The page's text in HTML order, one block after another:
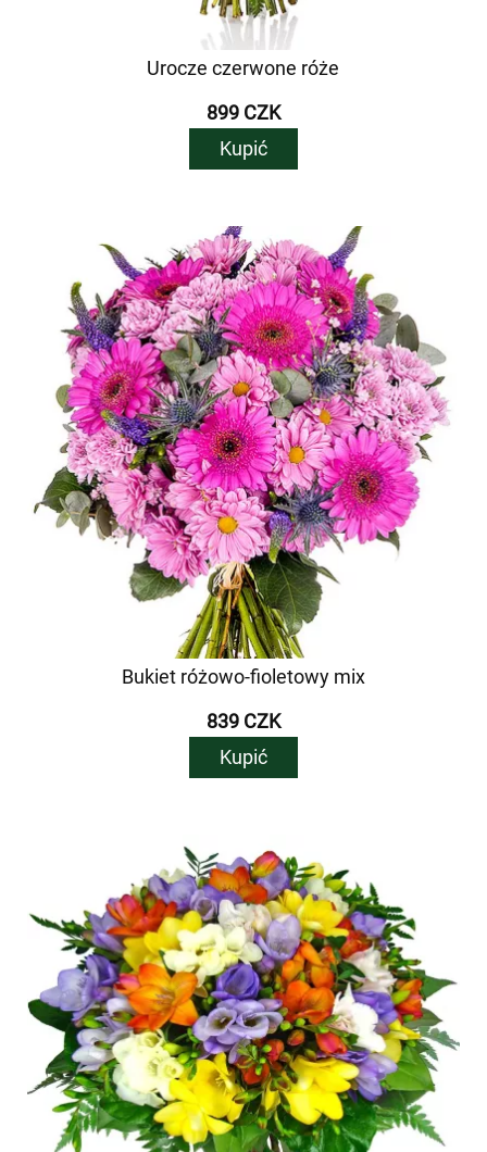
Urocze czerwone róże
899 CZK
Kupić
Bukiet różowo-fioletowy mix
839 CZK
Kupić